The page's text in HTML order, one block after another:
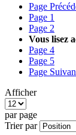
Page
Page 1
Page 2
Vous lisez
Page 4
Page 5
Page
Afficher
par page
Trier par